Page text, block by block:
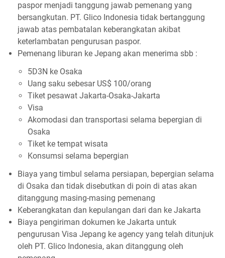
paspor menjadi tanggung jawab pemenang yang
bersangkutan. PT. Glico Indonesia tidak bertanggung
jawab atas pembatalan keberangkatan akibat
keterlambatan pengurusan paspor.
Pemenang liburan ke Jepang akan menerima sbb :
5D3N ke Osaka
Uang saku sebesar US$ 100/orang
Tiket pesawat Jakarta-Osaka-Jakarta
Visa
Akomodasi dan transportasi selama bepergian di
Osaka
Tiket ke tempat wisata
Konsumsi selama bepergian
Biaya yang timbul selama persiapan, bepergian selama
di Osaka dan tidak disebutkan di poin di atas akan
ditanggung masing-masing pemenang
Keberangkatan dan kepulangan dari dan ke Jakarta
Biaya pengiriman dokumen ke Jakarta untuk
pengurusan Visa Jepang ke agency yang telah ditunjuk
oleh PT. Glico Indonesia, akan ditanggung oleh